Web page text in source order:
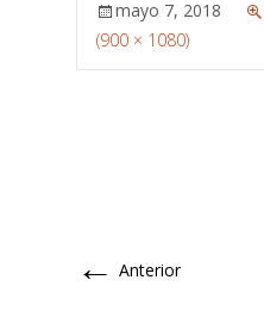
mayo 7, 2018
(900 × 1080)
← Anterior